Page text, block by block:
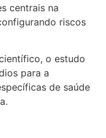
centrais na
riscos
o estudo
para a
de saúde